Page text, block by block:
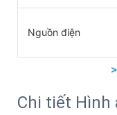
Nguồn điện
Chi tiết Hình